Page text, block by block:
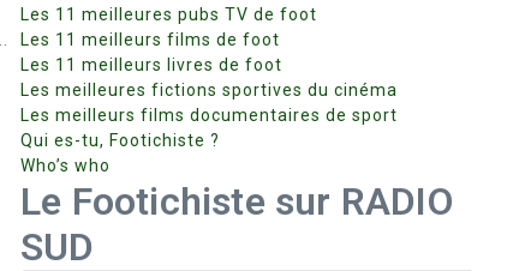
Les 11 meilleures pubs TV de foot
Les 11 meilleurs films de foot
Les 11 meilleurs livres de foot
Les meilleures fictions sportives du cinéma
Les meilleurs films documentaires de sport
Qui es-tu, Footichiste ?
Who’s who
Le Footichiste sur RADIO
SUD